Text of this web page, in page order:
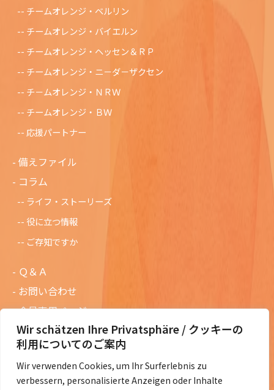
Wir schätzen Ihre Privatsphäre / クッキーの
利用についてのご案内
Wir verwenden Cookies, um Ihr Surferlebnis zu
verbessern, personalisierte Anzeigen oder Inhalte
チームオレンジ・ベルリン
チームオレンジ・バイエルン
チームオレンジ・ヘッセン＆ＲＰ
チームオレンジ・ニ－ダ－ザクセン
チ－ムオレンジ・ＮＲＷ
チームオレンジ・ＢＷ
応援パートナー
備えファイル
コラム
ライフ・ストーリーズ
役に立つ情報
ご存知ですか
Ｑ＆Ａ
お問い合わせ
会員専用ページ
ニュースレターバックナンバー
過去の講演資料
総会議事録